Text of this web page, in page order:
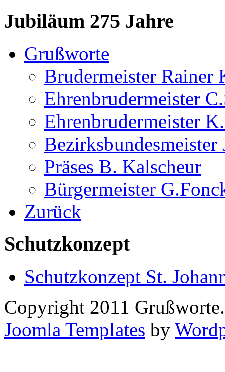
Jubiläum 275 Jahre
Grußworte
Brudermeister Rainer
Ehrenbrudermeister
Ehrenbrudermeister
Bezirksbundesmeister
Präses B. Kalscheur
Bürgermeister
Zurück
Schutzkonzept
Schutzkonzept St.
Copyright 2011
Joomla Templates by